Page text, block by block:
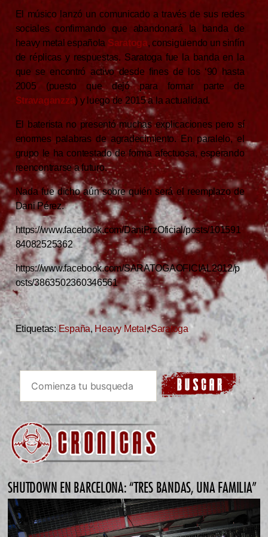
El músico lanzó un comunicado a través de sus redes
sociales confirmando que abandonará la banda de
heavy metal española Saratoga, consiguiendo un sinfín
de réplicas y respuestas. Saratoga fue la banda en la
que se encontró activo desde fines de los ‘90 hasta
2005 (puesto que dejó para formar parte de
Stravaganzza) y luego de 2015 a la actualidad.
El baterista no presentó muchas explicaciones pero sí
enormes palabras de agradecimiento. En paralelo, el
grupo le ha contestado de forma afectuosa, esperando
reencontrarse a futuro.
Nada fue dicho aún sobre quién será el reemplazo de
Dani Pérez.
https://www.facebook.com/DaniPrzOficial/posts/101591
84082525362
https://www.facebook.com/SARATOGAOFICIAL2012/p
osts/3863502360346561
Etiquetas: España, Heavy Metal ,Saratoga
SHUTDOWN EN BARCELONA: “TRES BANDAS, UNA FAMILIA”